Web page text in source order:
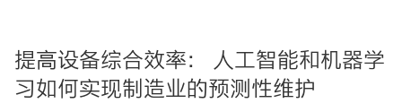
提高设备综合效率： 人工智能和机器学
习如何实现制造业的预测性维护